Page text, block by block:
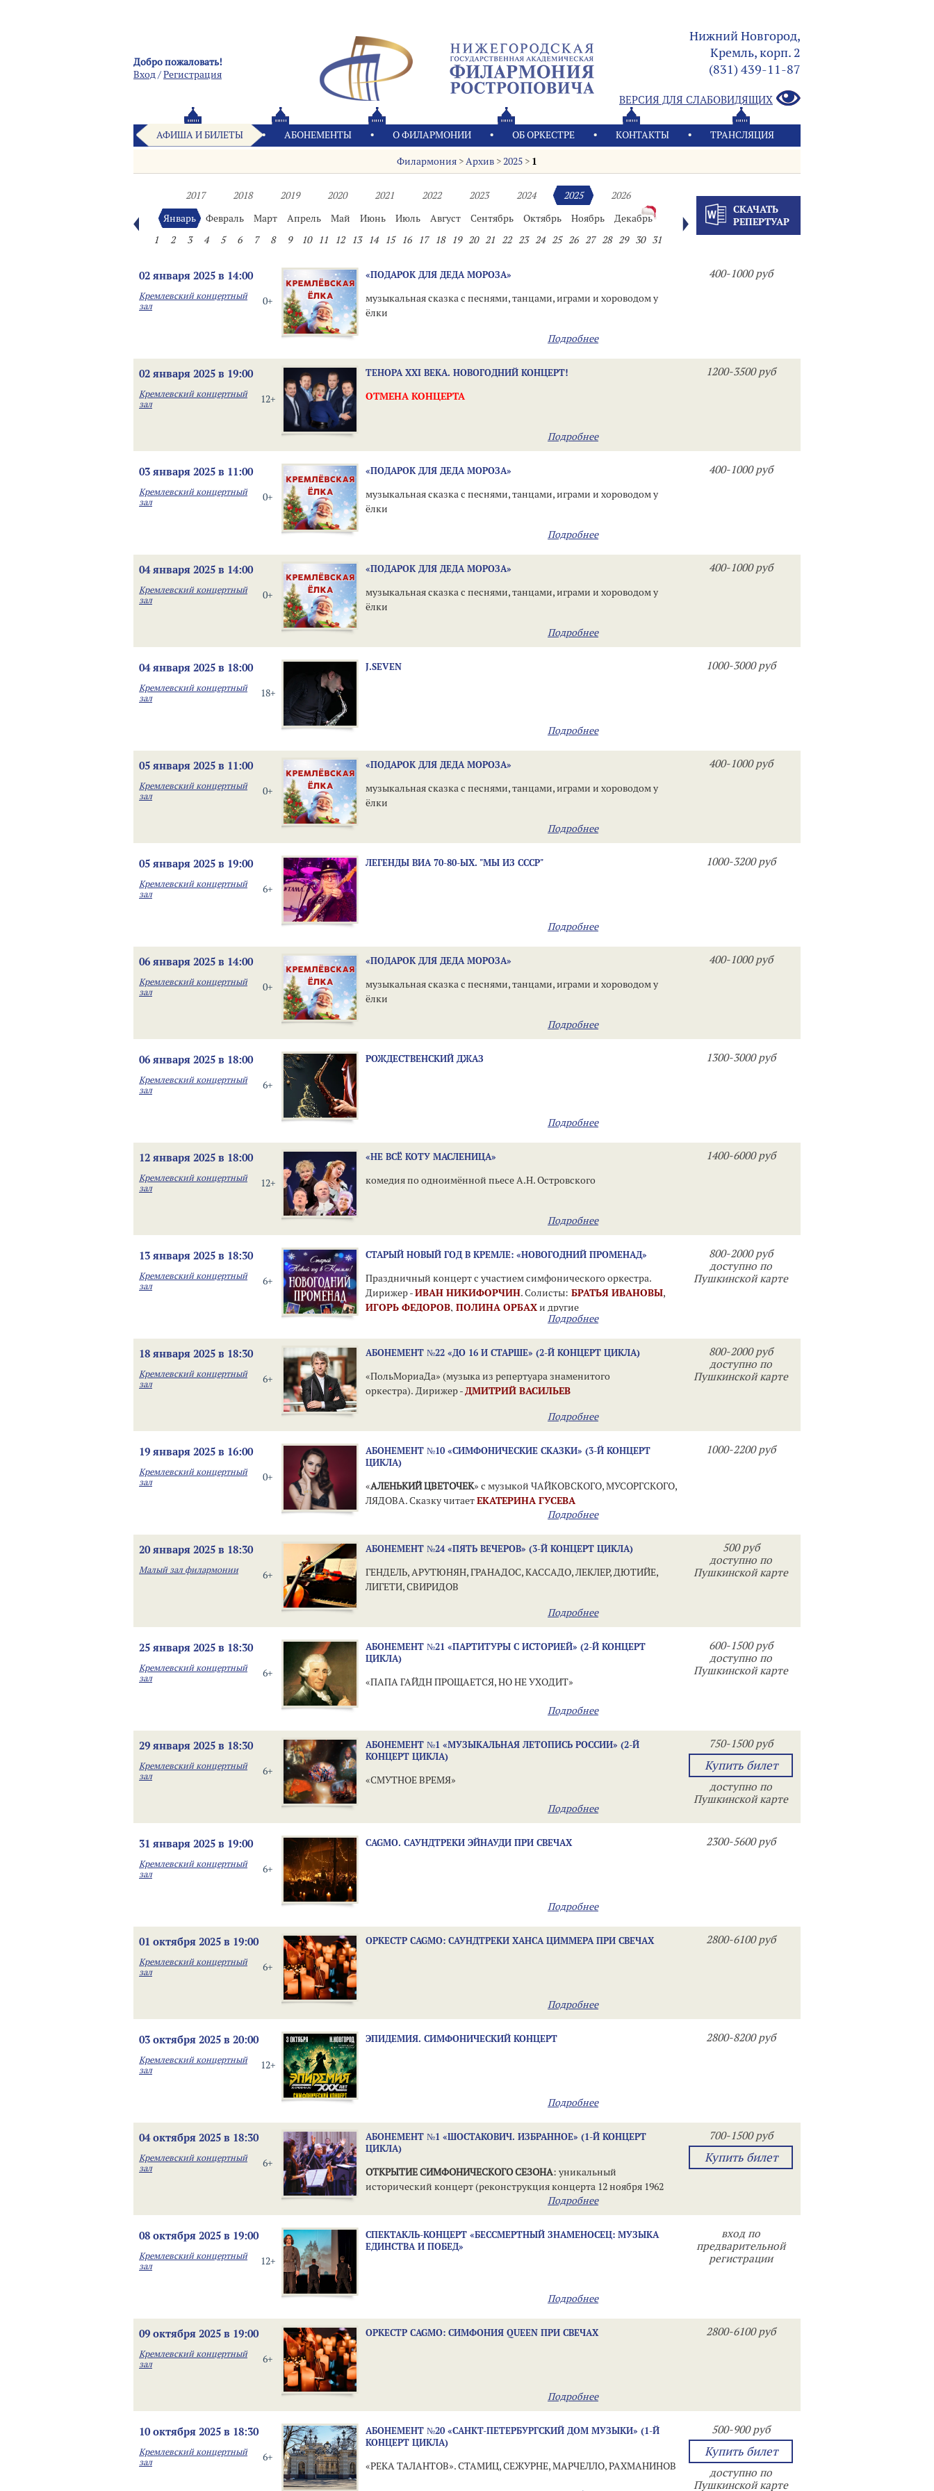
Добро пожаловать!
Вход/Pегистрация
Нижний Новгород,
Кремль, корп. 2
(831) 439-11-87
ВЕРСИЯ ДЛЯ СЛАБОВИДЯЩИХ
АФИША И БИЛЕТЫ АБОНЕМЕНТЫ О ФИЛАРМОНИИ OБ ОРКЕСТРЕ КОНТАКТЫ ТРАНСЛЯЦИЯ
Филармония >Архив >2025 > 1
2017 2018 2019 2020 2021 2022 2023 2024 2025
2026
Январь
Февраль Март Апрель Май Июнь Июль Август Сентябрь Октябрь Ноябрь
Декабрь
1
2 3 4 5 6 7 8 9 10 11 12 13 14 15 16 17 18 19 20 21 22 23 24 25 26 27 28 29 30 31
СКАЧАТЬ
РЕПЕРТУАР
02 января 2025 в 14:00
0+
Кремлевский концертный
зал
«ПОДАРОК ДЛЯ ДЕДА МОРОЗА»
музыкальная сказка с песнями, танцами, играми и хороводом у
ёлки
Подробнее
400-1000 руб
02 января 2025 в 19:00
12+
Кремлевский концертный
зал
ТЕНОРА XXI ВЕКА. НОВОГОДНИЙ КОНЦЕРТ!
ОТМЕНА КОНЦЕРТА
Подробнее
1200-3500 руб
03 января 2025 в 11:00
0+
Кремлевский концертный
зал
«ПОДАРОК ДЛЯ ДЕДА МОРОЗА»
музыкальная сказка с песнями, танцами, играми и хороводом у
ёлки
Подробнее
400-1000 руб
04 января 2025 в 14:00
0+
Кремлевский концертный
зал
«ПОДАРОК ДЛЯ ДЕДА МОРОЗА»
музыкальная сказка с песнями, танцами, играми и хороводом у
ёлки
Подробнее
400-1000 руб
04 января 2025 в 18:00
18+
Кремлевский концертный
зал
J.SEVEN
Подробнее
1000-3000 руб
05 января 2025 в 11:00
0+
Кремлевский концертный
зал
«ПОДАРОК ДЛЯ ДЕДА МОРОЗА»
музыкальная сказка с песнями, танцами, играми и хороводом у
ёлки
Подробнее
400-1000 руб
05 января 2025 в 19:00
6+
Кремлевский концертный
зал
ЛЕГЕНДЫ ВИА 70-80-ЫХ. "МЫ ИЗ СССР"
Подробнее
1000-3200 руб
06 января 2025 в 14:00
0+
Кремлевский концертный
зал
«ПОДАРОК ДЛЯ ДЕДА МОРОЗА»
музыкальная сказка с песнями, танцами, играми и хороводом у
ёлки
Подробнее
400-1000 руб
06 января 2025 в 18:00
6+
Кремлевский концертный
зал
РОЖДЕСТВЕНСКИЙ ДЖАЗ
Подробнее
1300-3000 руб
12 января 2025 в 18:00
12+
Кремлевский концертный
зал
«НЕ ВСЁ КОТУ МАСЛЕНИЦА»
комедия по одноимённой пьесе А.Н. Островского
Подробнее
1400-6000 руб
13 января 2025 в 18:30
6+
Кремлевский концертный
зал
СТАРЫЙ НОВЫЙ ГОД В КРЕМЛЕ: «НОВОГОДНИЙ ПРОМЕНАД»
Праздничный концерт с участием симфонического оркестра.
Дирижер -ИВАН НИКИФОРЧИН. Солисты: БРАТЬЯ ИВАНОВЫ,
ИГОРЬ ФЕДОРОВ, ПОЛИНА ОРБАХи другие
Подробнее
800-2000 руб
доступно по
Пушкинской карте
18 января 2025 в 18:30
6+
Кремлевский концертный
зал
АБОНЕМЕНТ №22 «ДО 16 И СТАРШЕ» (2-Й КОНЦЕРТ ЦИКЛА)
«ПольМориаДа» (музыка из репертуара знаменитого
оркестра). Дирижер -ДМИТРИЙ ВАСИЛЬЕВ
Подробнее
800-2000 руб
доступно по
Пушкинской карте
19 января 2025 в 16:00
0+
Кремлевский концертный
зал
АБОНЕМЕНТ №10 «СИМФОНИЧЕСКИЕ СКАЗКИ» (3-Й КОНЦЕРТ
ЦИКЛА)
«АЛЕНЬКИЙ ЦВЕТОЧЕК» с музыкой ЧАЙКОВСКОГО, МУСОРГСКОГО,
ЛЯДОВА. Сказку читаетЕКАТЕРИНА ГУСЕВА
Подробнее
1000-2200 руб
20 января 2025 в 18:30
6+
Малый зал филармонии
АБОНЕМЕНТ №24 «ПЯТЬ ВЕЧЕРОВ» (3-Й КОНЦЕРТ ЦИКЛА)
ГЕНДЕЛЬ, АРУТЮНЯН, ГРАНАДОС, КАССАДО, ЛЕКЛЕР, ДЮТИЙЕ,
ЛИГЕТИ, СВИРИДОВ
Подробнее
500 руб
доступно по
Пушкинской карте
25 января 2025 в 18:30
6+
Кремлевский концертный
зал
АБОНЕМЕНТ №21 «ПАРТИТУРЫ С ИСТОРИЕЙ» (2-Й КОНЦЕРТ
ЦИКЛА)
«ПАПА ГАЙДН ПРОЩАЕТСЯ, НО НЕ УХОДИТ»
Подробнее
600-1500 руб
доступно по
Пушкинской карте
29 января 2025 в 18:30
6+
Кремлевский концертный
зал
АБОНЕМЕНТ №1 «МУЗЫКАЛЬНАЯ ЛЕТОПИСЬ РОССИИ» (2-Й
КОНЦЕРТ ЦИКЛА)
«СМУТНОЕ ВРЕМЯ»
Подробнее
750-1500 руб
Купить билет
доступно по
Пушкинской карте
31 января 2025 в 19:00
6+
Кремлевский концертный
зал
CAGMO. САУНДТРЕКИ ЭЙНАУДИ ПРИ СВЕЧАХ
Подробнее
2300-5600 руб
01 октября 2025 в 19:00
6+
Кремлевский концертный
зал
ОРКЕСТР CAGMO: САУНДТРЕКИ ХАНСА ЦИММЕРА ПРИ СВЕЧАХ
Подробнее
2800-6100 руб
03 октября 2025 в 20:00
12+
Кремлевский концертный
зал
ЭПИДЕМИЯ. СИМФОНИЧЕСКИЙ КОНЦЕРТ
Подробнее
2800-8200 руб
04 октября 2025 в 18:30
6+
Кремлевский концертный
зал
АБОНЕМЕНТ №1 «ШОСТАКОВИЧ. ИЗБРАННОЕ» (1-Й КОНЦЕРТ
ЦИКЛА)
ОТКРЫТИЕ СИМФОНИЧЕСКОГО СЕЗОНА: уникальный
исторический концерт (реконструкция концерта 12 ноября 1962
Подробнее
700-1500 руб
Купить билет
08 октября 2025 в 19:00
12+
Кремлевский концертный
зал
СПЕКТАКЛЬ-КОНЦЕРТ «БЕССМЕРТНЫЙ ЗНАМЕНОСЕЦ: МУЗЫКА
ЕДИНСТВА И ПОБЕД»
Подробнее
вход по
предварительной
регистрации
09 октября 2025 в 19:00
6+
Кремлевский концертный
зал
ОРКЕСТР CAGMO: CИМФОНИЯ QUEEN ПРИ СВЕЧАХ
Подробнее
2800-6100 руб
10 октября 2025 в 18:30
6+
Кремлевский концертный
зал
АБОНЕМЕНТ №20 «САНКТ-ПЕТЕРБУРГСКИЙ ДОМ МУЗЫКИ» (1-Й
КОНЦЕРТ ЦИКЛА)
«РЕКА ТАЛАНТОВ». СТАМИЦ, СЕЖУРНЕ, МАРЧЕЛЛО, РАХМАНИНОВ
500-900 руб
Купить билет
доступно по
Пушкинской карте